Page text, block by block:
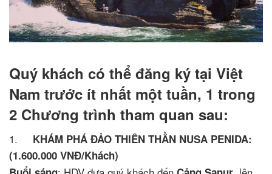
Quý khách có thể đăng ký tại Việt
Nam trước ít nhất một tuần, 1 trong
2 Chương trình tham quan sau:
1. KHÁM PHÁ ĐẢO THIÊN THẦN NUSA PENIDA:
(1.600.000 VNĐ/Khách)